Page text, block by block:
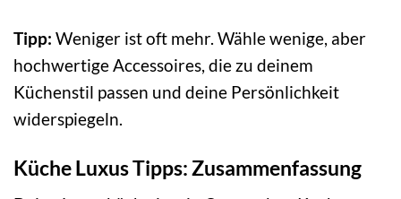
Tipp: Weniger ist oft mehr. Wähle wenige, aber
hochwertige Accessoires, die zu deinem
Küchenstil passen und deine Persönlichkeit
widerspiegeln.
Küche Luxus Tipps: Zusammenfassung